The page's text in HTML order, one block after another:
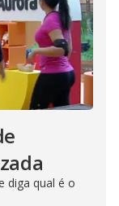
diga qual é o